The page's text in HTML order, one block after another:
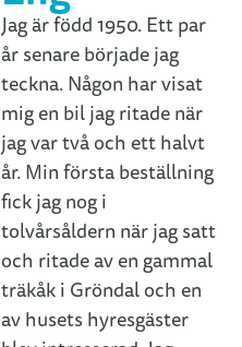
Jag är född 1950. Ett par
år senare började jag
teckna. Någon har visat
mig en bil jag ritade när
jag var två och ett halvt
år. Min första beställning
fick jag nog i
tolvårsåldern när jag satt
och ritade av en gammal
träkåk i Gröndal och en
av husets hyresgäster